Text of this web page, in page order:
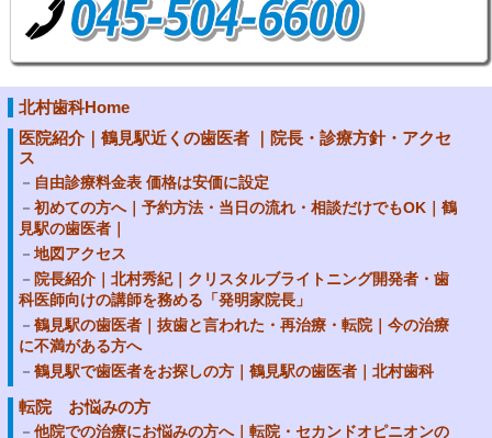
北村歯科Home
医院紹介｜鶴見駅近くの歯医者 ｜院長・診療方針・アクセ
ス
自由診療料金表 価格は安価に設定
初めての方へ｜予約方法・当日の流れ・相談だけでもOK｜鶴
見駅の歯医者｜
地図アクセス
院長紹介｜北村秀紀｜クリスタルブライトニング開発者・歯
科医師向けの講師を務める「発明家院長」
鶴見駅の歯医者｜抜歯と言われた・再治療・転院｜今の治療
に不満がある方へ
鶴見駅で歯医者をお探しの方｜鶴見駅の歯医者｜北村歯科
転院 お悩みの方
他院での治療にお悩みの方へ｜転院・セカンドオピニオンの